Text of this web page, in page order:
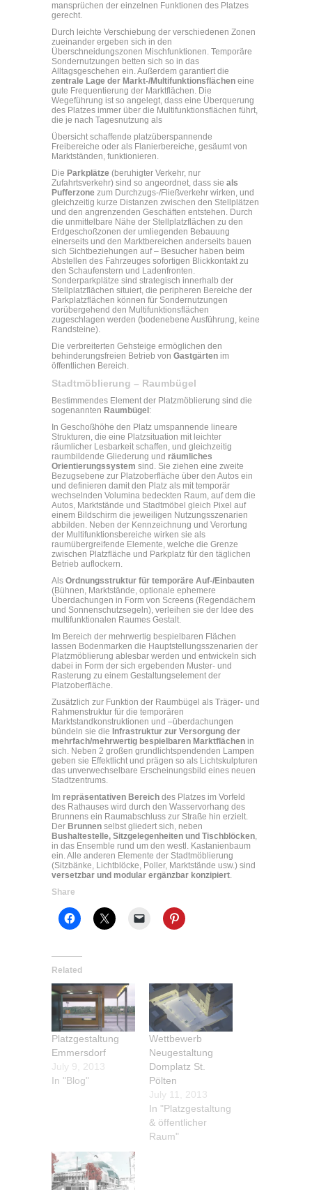
mansprüchen der einzelnen Funktionen des Platzes
gerecht.
Durch leichte Verschiebung der verschiedenen Zonen
zueinander ergeben sich in den
Überschneidungszonen Mischfunktionen. Temporäre
Sondernutzungen betten sich so in das
Alltagsgeschehen ein. Außerdem garantiert die
zentrale Lage der Markt-/Multifunktionsflächen eine
gute Frequentierung der Marktflächen. Die
Wegeführung ist so angelegt, dass eine Überquerung
des Platzes immer über die Multifunktionsflächen führt,
die je nach Tagesnutzung als
Übersicht schaffende platzüberspannende
Freibereiche oder als Flanierbereiche, gesäumt von
Marktständen, funktionieren.
Die Parkplätze (beruhigter Verkehr, nur
Zufahrtsverkehr) sind so angeordnet, dass sie als
Pufferzone zum Durchzugs-/Fließverkehr wirken, und
gleichzeitig kurze Distanzen zwischen den Stellplätzen
und den angrenzenden Geschäften entstehen. Durch
die unmittelbare Nähe der Stellplatzflächen zu den
Erdgeschoßzonen der umliegenden Bebauung
einerseits und den Marktbereichen anderseits bauen
sich Sichtbeziehungen auf – Besucher haben beim
Abstellen des Fahrzeuges sofortigen Blickkontakt zu
den Schaufenstern und Ladenfronten.
Sonderparkplätze sind strategisch innerhalb der
Stellplatzflächen situiert, die peripheren Bereiche der
Parkplatzflächen können für Sondernutzungen
vorübergehend den Multifunktionsflächen
zugeschlagen werden (bodenebene Ausführung, keine
Randsteine).
Die verbreiterten Gehsteige ermöglichen den
behinderungsfreien Betrieb von Gastgärten im
öffentlichen Bereich.
Stadtmöblierung – Raumbügel
Bestimmendes Element der Platzmöblierung sind die
sogenannten Raumbügel :
In Geschoßhöhe den Platz umspannende lineare
Strukturen, die eine Platzsituation mit leichter
räumlicher Lesbarkeit schaffen, und gleichzeitig
raumbildende Gliederung und räumliches
Orientierungssystem sind. Sie ziehen eine zweite
Bezugsebene zur Platzoberfläche über den Autos ein
und definieren damit den Platz als mit temporär
wechselnden Volumina bedeckten Raum, auf dem die
Autos, Marktstände und Stadtmöbel gleich Pixel auf
einem Bildschirm die jeweiligen Nutzungsszenarien
abbilden. Neben der Kennzeichnung und Verortung
der Multifunktionsbereiche wirken sie als
raumübergreifende Elemente, welche die Grenze
zwischen Platzfläche und Parkplatz für den täglichen
Betrieb auflockern.
Als Ordnungsstruktur für temporäre Auf-/Einbauten
(Bühnen, Marktstände, optionale ephemere
Überdachungen in Form von Screens (Regendächern
und Sonnenschutzsegeln), verleihen sie der Idee des
multifunktionalen Raumes Gestalt.
Im Bereich der mehrwertig bespielbaren Flächen
lassen Bodenmarken die Hauptstellungsszenarien der
Platzmöblierung ablesbar werden und entwickeln sich
dabei in Form der sich ergebenden Muster- und
Rasterung zu einem Gestaltungselement der
Platzoberfläche.
Zusätzlich zur Funktion der Raumbügel als Träger- und
Rahmenstruktur für die temporären
Marktstandkonstruktionen und –überdachungen
bündeln sie die Infrastruktur zur Versorgung der
mehrfach/mehrwertig bespielbaren Marktflächen in
sich. Neben 2 großen grundlichtspendenden Lampen
geben sie Effektlicht und prägen so als Lichtskulpturen
das unverwechselbare Erscheinungsbild eines neuen
Stadtzentrums.
Im repräsentativen Bereich des Platzes im Vorfeld
des Rathauses wird durch den Wasservorhang des
Brunnens ein Raumabschluss zur Straße hin erzielt.
Der Brunnen selbst gliedert sich, neben
Bushaltestelle, Sitzgelegenheiten und Tischblöcken,
in das Ensemble rund um den westl. Kastanienbaum
ein. Alle anderen Elemente der Stadtmöblierung
(Sitzbänke, Lichtblöcke, Poller, Marktstände usw.) sind
versetzbar und modular ergänzbar konzipiert.
Share
Related
Platzgestaltung
Emmersdorf
July 9, 2013
In "Blog"
Wettbewerb
Neugestaltung
Domplatz St.
Pölten
July 11, 2013
In "Platzgestaltung
& öffentlicher
Raum"